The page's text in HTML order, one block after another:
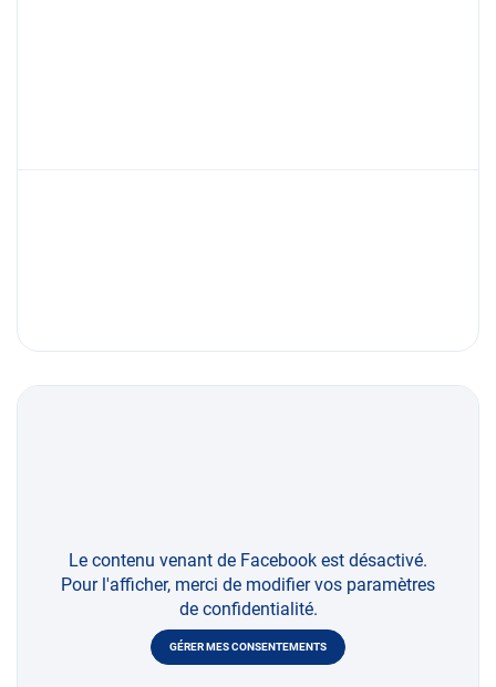
Le contenu venant de Facebook est désactivé.
Pour l'afficher, merci de modifier vos paramètres
de confidentialité.
GÉRER MES CONSENTEMENTS